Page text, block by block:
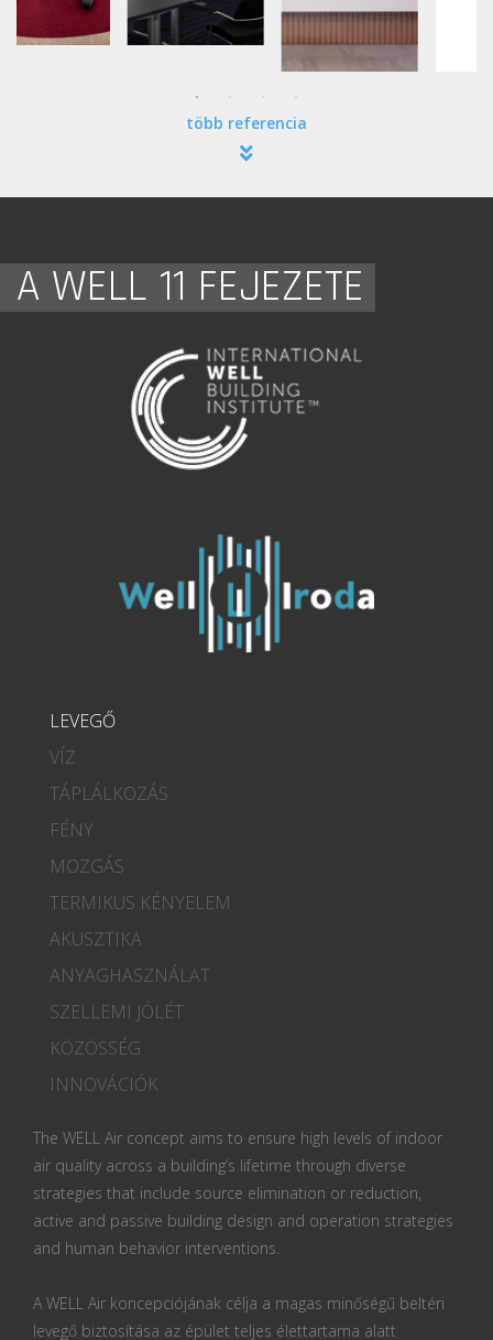
több referencia
A WELL 11 FEJEZETE
LEVEGŐ
VÍZ
TÁPLÁLKOZÁS
FÉNY
MOZGÁS
TERMIKUS KÉNYELEM
AKUSZTIKA
ANYAGHASZNÁLAT
SZELLEMI JÓLÉT
KÖZÖSSÉG
INNOVÁCIÓK
The WELL Air concept aims to ensure high levels of indoor
air quality across a building’s lifetime through diverse
strategies that include source elimination or reduction,
active and passive building design and operation strategies
and human behavior interventions.
A WELL Air koncepciójának célja a magas minőségű beltéri
levegő biztosítása az épület teljes élettartama alatt